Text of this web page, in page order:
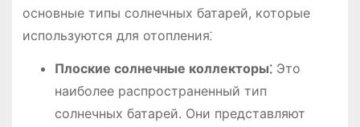
основные типы солнечных батарей, которые
используются для отопления⁚
Плоские солнечные коллекторы⁚Это
наиболее распространенный тип
солнечных батарей. Они представляют